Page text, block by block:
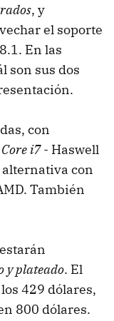
, y
el soporte
En las
son sus dos
con
i7- Haswell
alternativa con
También
y plateado. El
429 dólares,
800 dólares.